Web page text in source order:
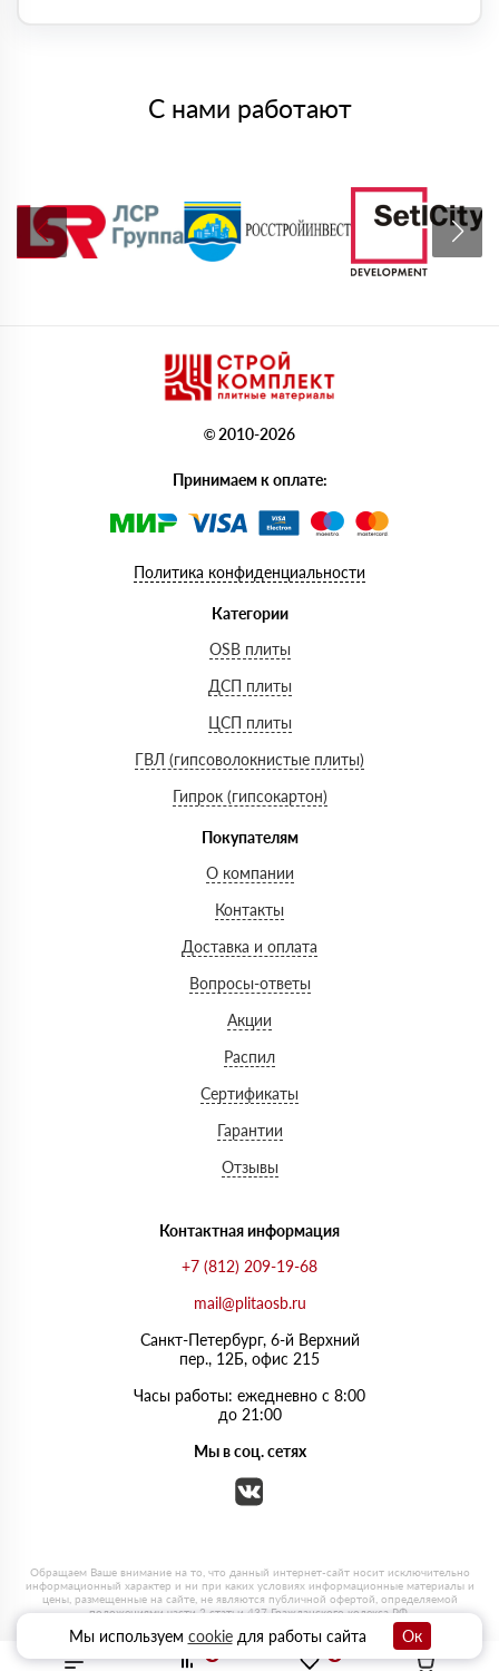
С нами работают
© 2010-2026
Принимаем к оплате:
Политика конфиденциальности
Категории
OSB плиты
ДСП плиты
ЦСП плиты
ГВЛ (гипсоволокнистые плиты)
Гипрок (гипсокартон)
Покупателям
О компании
Контакты
Доставка и оплата
Вопросы-ответы
Акции
Распил
Сертификаты
Гарантии
Отзывы
Контактная информация
+7 (812) 209-19-68
mail@plitaosb.ru
Санкт-Петербург, 6-й Верхний
пер., 12Б, офис 215
Часы работы: ежедневно с 8:00
до 21:00
Мы в соц. сетях
Мы используем cookieдля работы сайта Ок